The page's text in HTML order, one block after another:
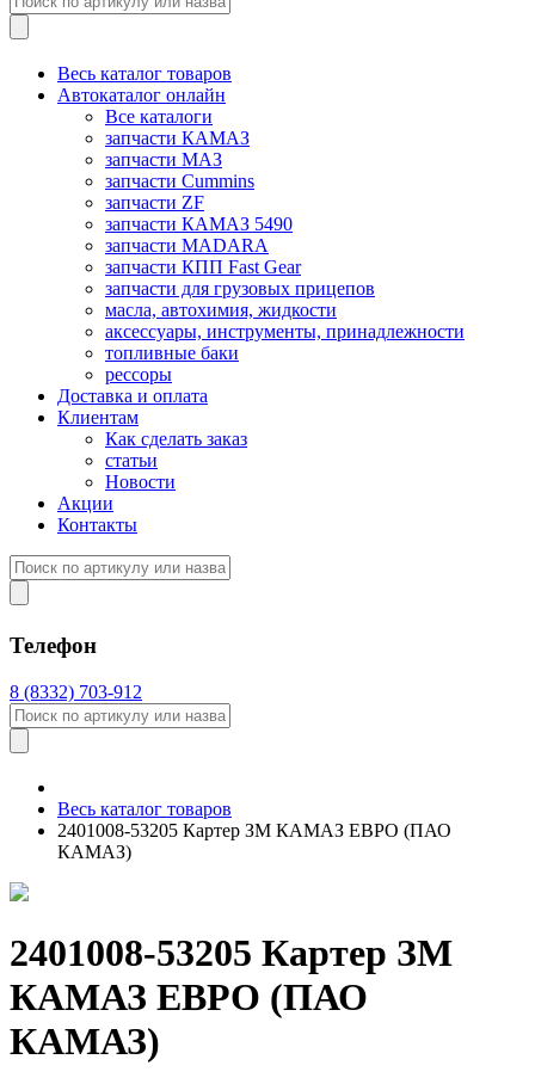
Весь каталог товаров
Автокаталог онлайн
Все каталоги
запчасти КАМАЗ
запчасти МАЗ
запчасти Cummins
запчасти ZF
запчасти КАМАЗ 5490
запчасти MADARA
запчасти КПП Fast Gear
запчасти для грузовых прицепов
масла, автохимия, жидкости
аксессуары, инструменты, принадлежности
топливные баки
рессоры
Доставка и оплата
Клиентам
Как сделать заказ
статьи
Новости
Акции
Контакты
Телефон
8 (8332) 703-912
Весь каталог товаров
2401008-53205 Картер ЗМ КАМАЗ ЕВРО (ПАО
КАМАЗ)
2401008-53205 Картер ЗМ
КАМАЗ ЕВРО (ПАО
КАМАЗ)